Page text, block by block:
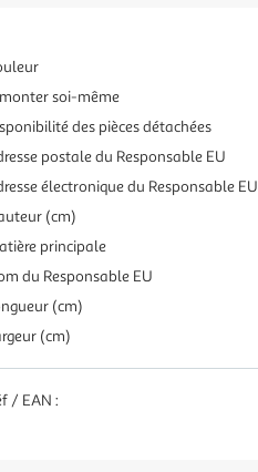
soi-même
des pièces détachées
postale du Responsable EU
électronique du Responsable EU
(cm)
principale
du Responsable EU
(cm)
(cm)
/ EAN :